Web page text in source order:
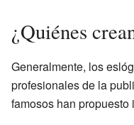
¿Quiénes
Generalmente, los
profesionales de la
famosos han